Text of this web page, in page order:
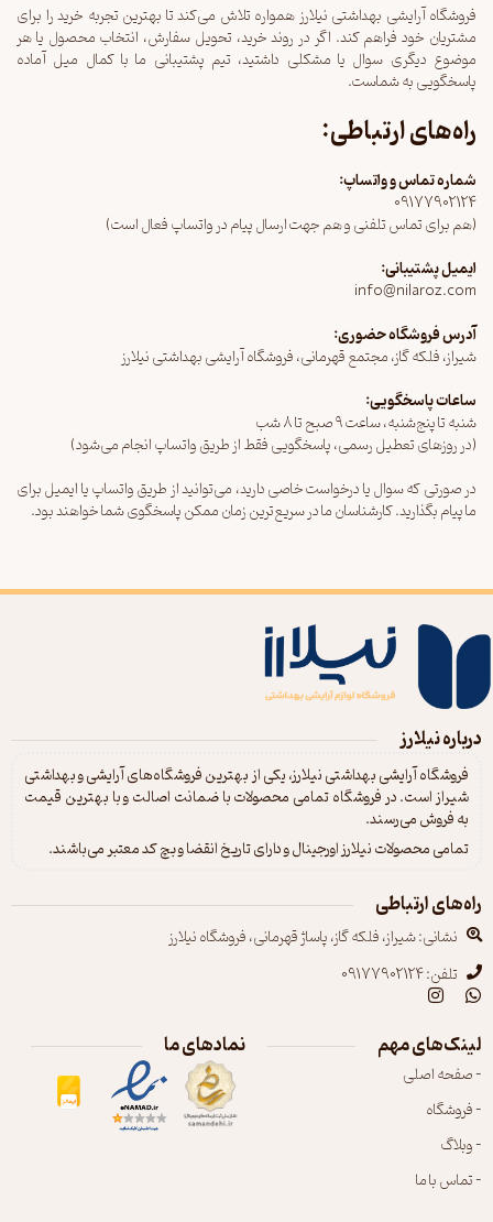
فروشگاه آرایشی بهداشتی نیلارز همواره تلاش می‌کند تا بهترین تجربه خرید را برای
مشتریان خود فراهم کند. اگر در روند خرید، تحویل سفارش، انتخاب محصول یا هر
موضوع دیگری سوال یا مشکلی داشتید، تیم پشتیبانی ما با کمال میل آماده
پاسخگویی به شماست.
راه‌های ارتباطی:
شماره تماس و واتساپ:
09177902124
(هم برای تماس تلفنی و هم جهت ارسال پیام در واتساپ فعال است)
ایمیل پشتیبانی:
info@nilaroz.com
آدرس فروشگاه حضوری:
شیراز، فلکه گاز، مجتمع قهرمانی، فروشگاه آرایشی بهداشتی نیلارز
ساعات پاسخگویی:
شنبه تا پنج‌شنبه، ساعت ۹ صبح تا ۸ شب
(در روزهای تعطیل رسمی، پاسخگویی فقط از طریق واتساپ انجام می‌شود)
در صورتی که سوال یا درخواست خاصی دارید، می‌توانید از طریق واتساپ یا ایمیل برای
ما پیام بگذارید. کارشناسان ما در سریع‌ترین زمان ممکن پاسخگوی شما خواهند بود.
درباره نیلارز
فروشگاه آرایشی بهداشتی نیلارز، یکی از بهترین فروشگاه‌های آرایشی و بهداشتی
شیراز است. در فروشگاه تمامی محصولات با ضمانت اصالت و با بهترین قیمت
به فروش می‌رسند.
تمامی محصولات نیلارز اورجینال و دارای تاریخ انقضا و بچ کد معتبر می‌باشند.
لینک‌های مهم
- صفحه اصلی
- فروشگاه
- وبلاگ
- تماس با ما
راه‌های ارتباطی
نشانی: شیراز، فلکه گاز، پاساژ قهرمانی، فروشگاه نیلارز
تلفن: 09177902124
نمادهای ما